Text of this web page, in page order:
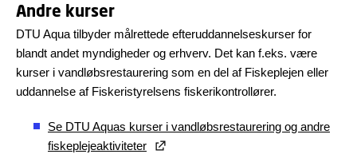
Andre kurser
DTU Aqua tilbyder målrettede efteruddannelseskurser for
blandt andet myndigheder og erhverv. Det kan f.eks. være
kurser i vandløbsrestaurering som en del af Fiskeplejen eller
uddannelse af Fiskeristyrelsens fiskerikontrollører.
Se DTU Aquas kurser i vandløbsrestaurering og andre
fiskeplejeaktiviteter